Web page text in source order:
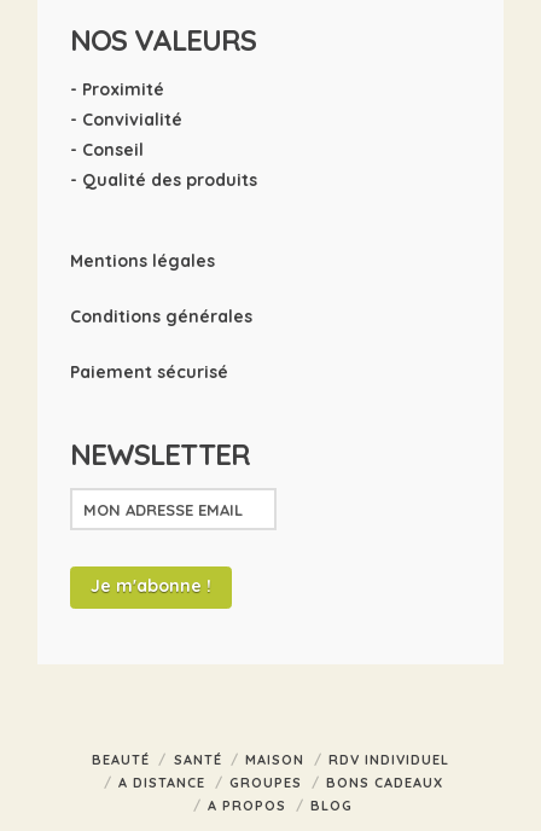
NOS VALEURS
- Proximité
- Convivialité
- Conseil
- Qualité des produits
Mentions légales
Conditions générales
Paiement sécurisé
NEWSLETTER
BEAUTÉ SANTÉ MAISON
RDV INDIVIDUEL
A DISTANCE
GROUPES
BONS CADEAUX
A PROPOS
BLOG